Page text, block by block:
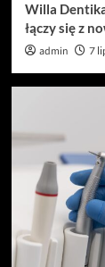
Willa
łączy się z
admin 7